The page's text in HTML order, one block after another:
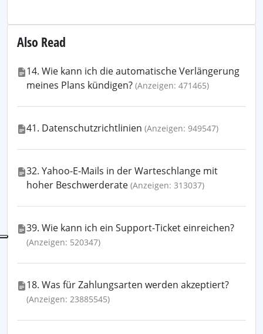
Also Read
14. Wie kann ich die automatische Verlängerung
meines Plans kündigen? (Anzeigen: 471465)
41. Datenschutzrichtlinien (Anzeigen: 949547)
32. Yahoo-E-Mails in der Warteschlange mit
hoher Beschwerderate (Anzeigen: 313037)
39. Wie kann ich ein Support-Ticket einreichen?
(Anzeigen: 520347)
18. Was für Zahlungsarten werden akzeptiert?
(Anzeigen: 23885545)